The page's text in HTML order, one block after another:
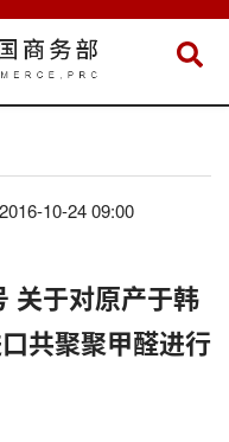
2016-10-24 09:00
关于对原产于韩
共聚聚甲醛进行